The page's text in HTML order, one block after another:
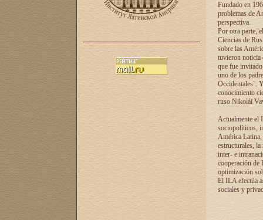
Fundado en
problemas de
perspectiva.
Por otra parte,
Ciencias de
sobre las
tuvieron noticia
que fue
uno de los
Occidentales¨.
conocimiento
ruso Nikolái
Actualmente el
sociopolíticos,
América Latina,
estructurales,
inter- e
cooperación de
optimización
El ILA efectúa
sociales y